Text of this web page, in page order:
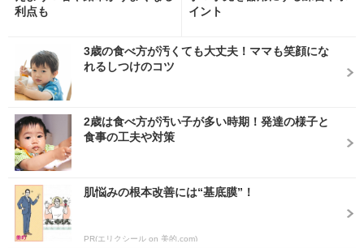
利点も
イント
3歳の食べ方が汚くても大丈夫！ママも笑顔にな
れるしつけのコツ
2歳は食べ方が汚い子が多い時期！発達の様子と
食事の工夫や対策
肌悩みの根本改善には“基底膜”！
PR(エリクシール on 美的.com)